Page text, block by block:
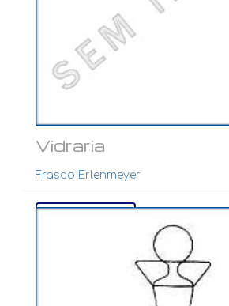
Vidraria
Frasco Erlenmeyer
Ver mais...